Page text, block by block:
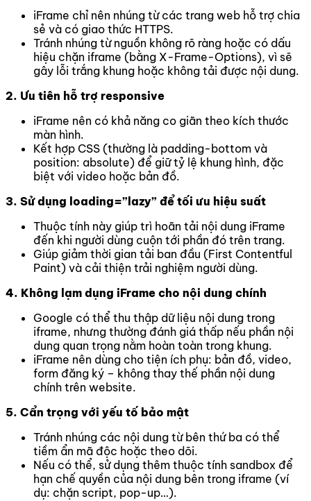
iFrame chỉ nên nhúng từ các trang web hỗ trợ chia
sẻ và có giao thức HTTPS.
Tránh nhúng từ nguồn không rõ ràng hoặc có dấu
hiệu chặn iframe (bằng X-Frame-Options), vì sẽ
gây lỗi trắng khung hoặc không tải được nội dung.
2. Ưu tiên hỗ trợ responsive
iFrame nên có khả năng co giãn theo kích thước
màn hình.
Kết hợp CSS (thường là padding-bottom và
position: absolute) để giữ tỷ lệ khung hình, đặc
biệt với video hoặc bản đồ.
3. Sử dụng loading=”lazy” để tối ưu hiệu suất
Thuộc tính này giúp trì hoãn tải nội dung iFrame
đến khi người dùng cuộn tới phần đó trên trang.
Giúp giảm thời gian tải ban đầu (First Contentful
Paint) và cải thiện trải nghiệm người dùng.
4. Không lạm dụng iFrame cho nội dung chính
Google có thể thu thập dữ liệu nội dung trong
iframe, nhưng thường đánh giá thấp nếu phần nội
dung quan trọng nằm hoàn toàn trong khung.
iFrame nên dùng cho tiện ích phụ: bản đồ, video,
form đăng ký – không thay thế phần nội dung
chính trên website.
5. Cẩn trọng với yếu tố bảo mật
Tránh nhúng các nội dung từ bên thứ ba có thể
tiềm ẩn mã độc hoặc theo dõi.
Nếu có thể, sử dụng thêm thuộc tính sandbox để
hạn chế quyền của nội dung bên trong iframe (ví
dụ: chặn script, pop-up…).